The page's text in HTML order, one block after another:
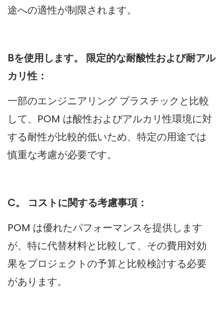
途への適性が制限されます。
Bを使用します。 限定的な耐酸性および耐アル
カリ性：
一部のエンジニアリング プラスチックと比較
して、POM は酸性およびアルカリ性環境に対
する耐性が比較的低いため、特定の用途では
慎重な考慮が必要です。
C。 コストに関する考慮事項：
POM は優れたパフォーマンスを提供します
が、特に代替材料と比較して、その費用対効
果をプロジェクトの予算と比較検討する必要
があります。